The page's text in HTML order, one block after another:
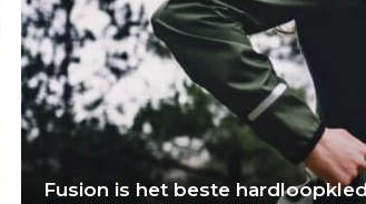
Fusion is het beste